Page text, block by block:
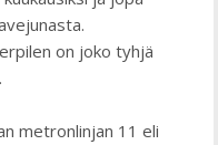
on joko tyhjä
metronlinjan 11 eli